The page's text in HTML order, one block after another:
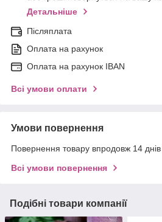
Детальніше
Післяплата
Оплата на рахунок
Оплата на рахунок IBAN
Всі умови оплати
Умови повернення
Повернення товару впродовж 14
Всі умови повернення
Подібні товари компанії